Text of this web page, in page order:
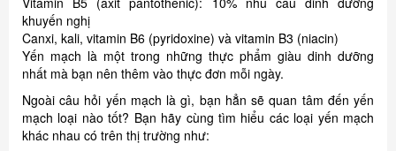
khuyến nghị
Canxi, kali, vitamin B6 (pyridoxine) và vitamin B3 (niacin)
Yến mạch là một trong những thực phẩm giàu dinh dưỡng
nhất mà bạn nên thêm vào thực đơn mỗi ngày.
Ngoài câu hỏi yến mạch là gì, bạn hẳn sẽ quan tâm đến yến
mạch loại nào tốt? Bạn hãy cùng tìm hiểu các loại yến mạch
khác nhau có trên thị trường như: